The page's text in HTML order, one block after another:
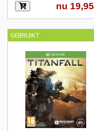
nu 19,95
GEBRUIKT